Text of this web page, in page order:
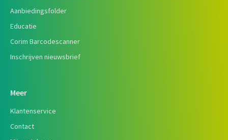
Aanbiedingsfolder
Educatie
Corim Barcodescanner
Inschrijven nieuwsbrief
Meer
Klantenservice
Contact